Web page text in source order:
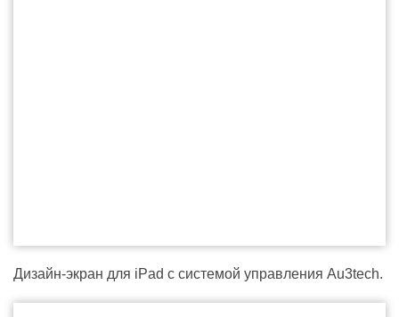
Дизайн-экран для iPad с системой управления Au3tech.